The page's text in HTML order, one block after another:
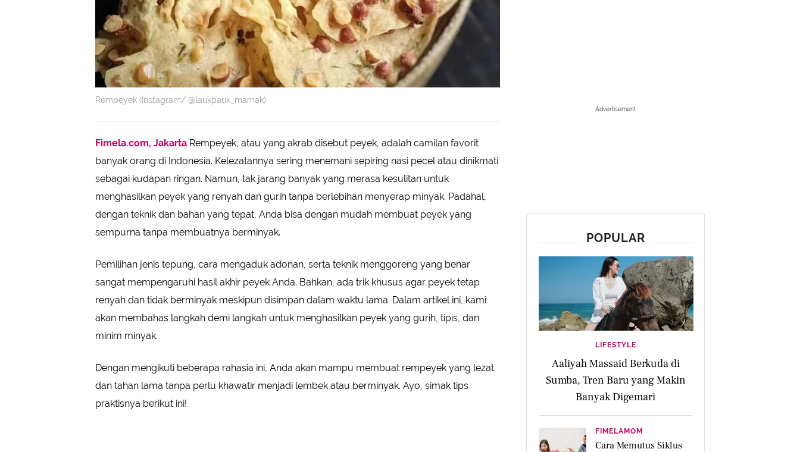
Rempeyek (Instagram/ @laukpauk_mamak)
Fimela.com, Jakarta Rempeyek, atau yang akrab disebut peyek, adalah camilan favorit
banyak orang di Indonesia. Kelezatannya sering menemani sepiring nasi pecel atau dinikmati
sebagai kudapan ringan. Namun, tak jarang banyak yang merasa kesulitan untuk
menghasilkan peyek yang renyah dan gurih tanpa berlebihan menyerap minyak. Padahal,
dengan teknik dan bahan yang tepat, Anda bisa dengan mudah membuat peyek yang
sempurna tanpa membuatnya berminyak.
Pemilihan jenis tepung, cara mengaduk adonan, serta teknik menggoreng yang benar
sangat mempengaruhi hasil akhir peyek Anda. Bahkan, ada trik khusus agar peyek tetap
renyah dan tidak berminyak meskipun disimpan dalam waktu lama. Dalam artikel ini, kami
akan membahas langkah demi langkah untuk menghasilkan peyek yang gurih, tipis, dan
minim minyak.
Dengan mengikuti beberapa rahasia ini, Anda akan mampu membuat rempeyek yang lezat
dan tahan lama tanpa perlu khawatir menjadi lembek atau berminyak. Ayo, simak tips
praktisnya berikut ini!
Advertisement
POPULAR
LIFESTYLE
Aaliyah Massaid Berkuda di
Sumba, Tren Baru yang Makin
Banyak Digemari
FIMELAMOM
Cara Memutus Siklus